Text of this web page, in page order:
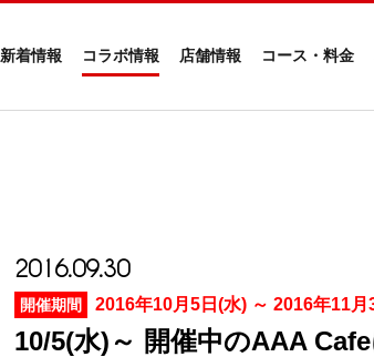
新着情報 コラボ情報 店舗情報 コース・料金
2016.09.30
開催期間 2016年10月5日(水) ～ 2016年11月
10/5(水)～ 開催中のAAA